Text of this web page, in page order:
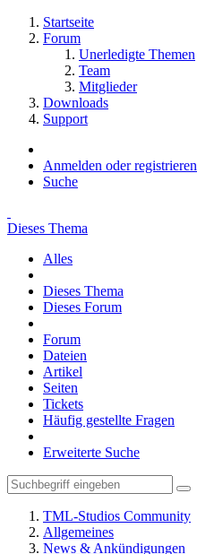
Startseite
Forum
Unerledigte Themen
Team
Mitglieder
Downloads
Support
Anmelden oder registrieren
Suche
Dieses Thema
Alles
Dieses Thema
Dieses Forum
Forum
Dateien
Artikel
Seiten
Tickets
Häufig gestellte Fragen
Erweiterte Suche
TML-Studios Community
Allgemeines
News & Ankündigungen